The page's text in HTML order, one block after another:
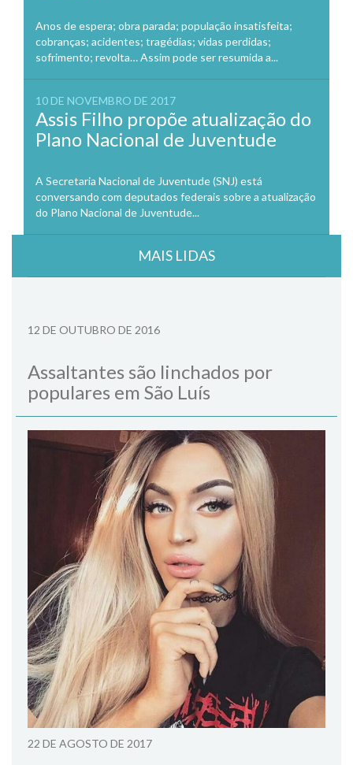
Anos de espera; obra parada; população insatisfeita;
cobranças; acidentes; tragédias; vidas perdidas;
sofrimento; revolta… Assim pode ser resumida a...
10 DE NOVEMBRO DE 2017
Assis Filho propõe atualização do
Plano Nacional de Juventude
A Secretaria Nacional de Juventude (SNJ) está
conversando com deputados federais sobre a atualização
do Plano Nacional de Juventude...
MAIS LIDAS
12 DE OUTUBRO DE 2016
Assaltantes são linchados por
populares em São Luís
22 DE AGOSTO DE 2017